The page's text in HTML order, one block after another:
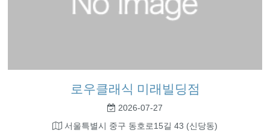
로우클래식 미래빌딩점
2026-07-27
서울특별시 중구 동호로15길 43 (신당동)